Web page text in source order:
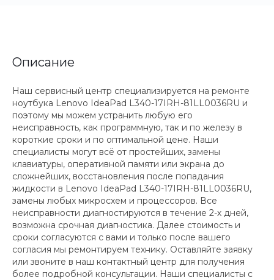
Описание
Наш сервисный центр специализируется на ремонте
ноутбука Lenovo IdeaPad L340-17IRH-81LL0036RU и
поэтому мы можем устранить любую его
неисправность, как программную, так и по железу в
короткие сроки и по оптимальной цене. Наши
специалисты могут всё от простейших, замены
клавиатуры, оперативной памяти или экрана до
сложнейших, восстановления после попадания
жидкости в Lenovo IdeaPad L340-17IRH-81LL0036RU,
замены любых микросхем и процессоров. Все
неисправности диагностируются в течение 2-х дней,
возможна срочная диагностика. Далее стоимость и
сроки согласуются с вами и только после вашего
согласия мы ремонтируем технику. Оставляйте заявку
или звоните в наш контактный центр для получения
более подробной консультации. Наши специалисты с